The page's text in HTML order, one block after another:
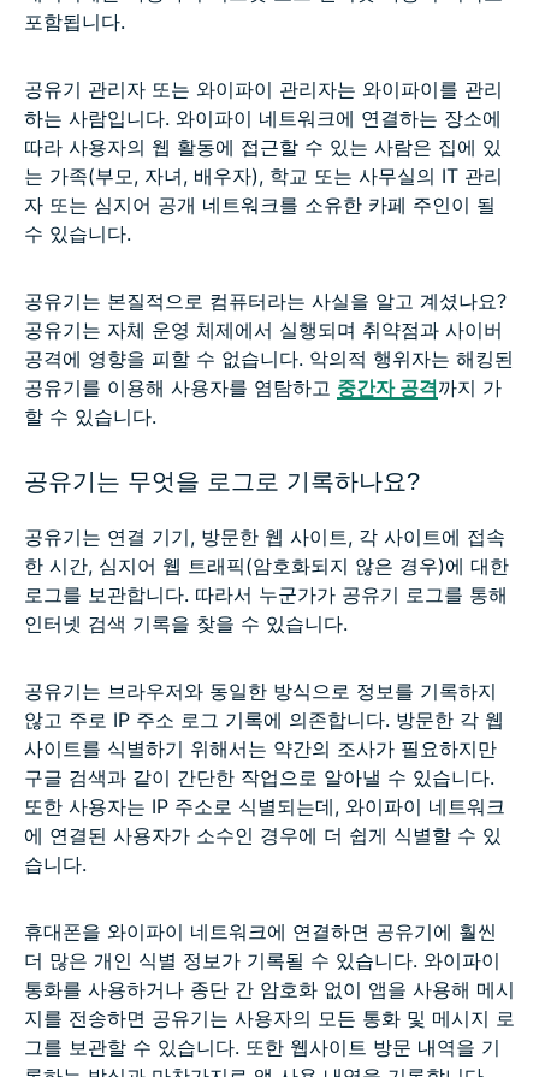
포함됩니다.
공유기 관리자 또는 와이파이 관리자는 와이파이를 관리
하는 사람입니다. 와이파이 네트워크에 연결하는 장소에
따라 사용자의 웹 활동에 접근할 수 있는 사람은 집에 있
는 가족(부모, 자녀, 배우자), 학교 또는 사무실의 IT 관리
자 또는 심지어 공개 네트워크를 소유한 카페 주인이 될
수 있습니다.
공유기는 본질적으로 컴퓨터라는 사실을 알고 계셨나요?
공유기는 자체 운영 체제에서 실행되며 취약점과 사이버
공격에 영향을 피할 수 없습니다. 악의적 행위자는 해킹된
공유기를 이용해 사용자를 염탐하고 중간자 공격까지 가
할 수 있습니다.
공유기는 무엇을 로그로 기록하나요?
공유기는 연결 기기, 방문한 웹 사이트, 각 사이트에 접속
한 시간, 심지어 웹 트래픽(암호화되지 않은 경우)에 대한
로그를 보관합니다. 따라서 누군가가 공유기 로그를 통해
인터넷 검색 기록을 찾을 수 있습니다.
공유기는 브라우저와 동일한 방식으로 정보를 기록하지
않고 주로 IP 주소 로그 기록에 의존합니다. 방문한 각 웹
사이트를 식별하기 위해서는 약간의 조사가 필요하지만
구글 검색과 같이 간단한 작업으로 알아낼 수 있습니다.
또한 사용자는 IP 주소로 식별되는데, 와이파이 네트워크
에 연결된 사용자가 소수인 경우에 더 쉽게 식별할 수 있
습니다.
휴대폰을 와이파이 네트워크에 연결하면 공유기에 훨씬
더 많은 개인 식별 정보가 기록될 수 있습니다. 와이파이
통화를 사용하거나 종단 간 암호화 없이 앱을 사용해 메시
지를 전송하면 공유기는 사용자의 모든 통화 및 메시지 로
그를 보관할 수 있습니다. 또한 웹사이트 방문 내역을 기